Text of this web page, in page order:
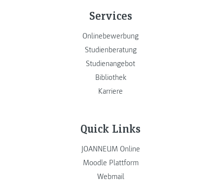
Services
Onlinebewerbung
Studienberatung
Studienangebot
Bibliothek
Karriere
Quick Links
JOANNEUM Online
Moodle Plattform
Webmail